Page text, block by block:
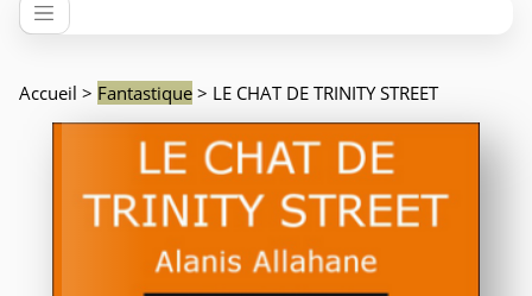
Accueil > Fantastique > LE CHAT DE TRINITY STREET